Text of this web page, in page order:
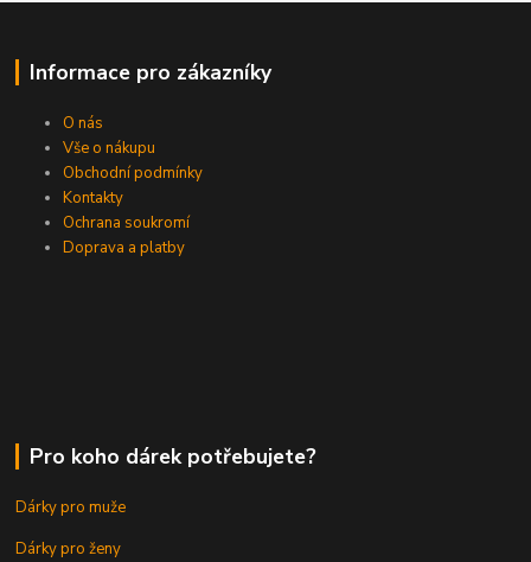
Informace pro zákazníky
O nás
Vše o nákupu
Obchodní podmínky
Kontakty
Ochrana soukromí
Doprava a platby
Pro koho dárek potřebujete?
Dárky pro muže
Dárky pro ženy